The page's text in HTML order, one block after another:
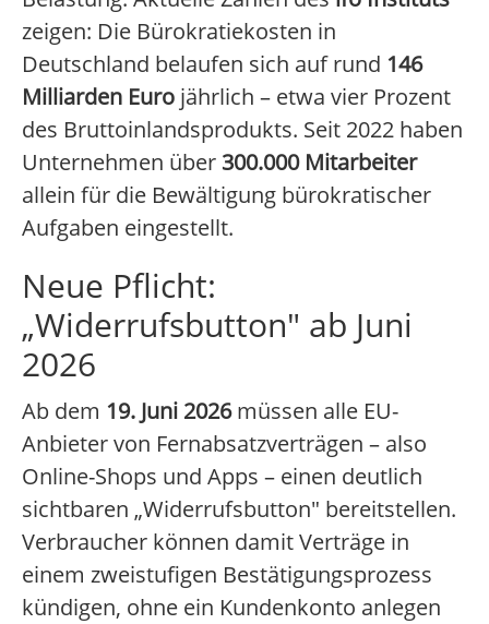
zeigen: Die Bürokratiekosten in
Deutschland belaufen sich auf rund 146
Milliarden Euro jährlich – etwa vier Prozent
des Bruttoinlandsprodukts. Seit 2022 haben
Unternehmen über 300.000 Mitarbeiter
allein für die Bewältigung bürokratischer
Aufgaben eingestellt.
Neue Pflicht:
„Widerrufsbutton" ab Juni
2026
Ab dem 19. Juni 2026müssen alle EU-
Anbieter von Fernabsatzverträgen – also
Online-Shops und Apps – einen deutlich
sichtbaren „Widerrufsbutton" bereitstellen.
Verbraucher können damit Verträge in
einem zweistufigen Bestätigungsprozess
kündigen, ohne ein Kundenkonto anlegen